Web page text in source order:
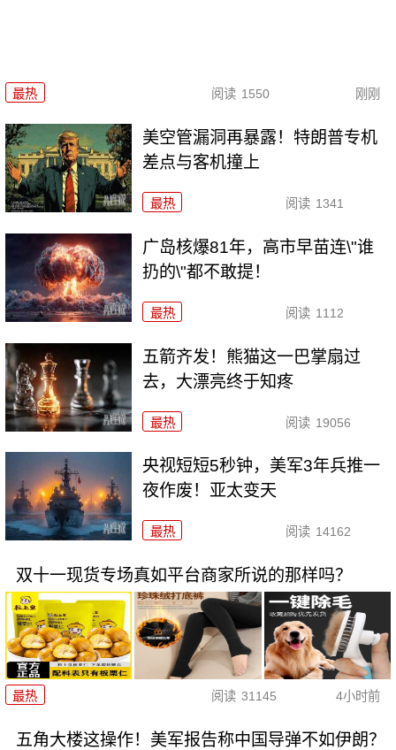
最热 阅读 1550 刚刚
美空管漏洞再暴露！特朗普专机
差点与客机撞上
最热 阅读 1341
广岛核爆81年，高市早苗连\"谁
扔的\"都不敢提！
最热 阅读 1112
五箭齐发！熊猫这一巴掌扇过
去，大漂亮终于知疼
最热 阅读 19056
央视短短5秒钟，美军3年兵推一
夜作废！亚太变天
最热 阅读 14162
双十一现货专场真如平台商家所说的那样吗？
最热 阅读 31145 4小时前
五角大楼这操作！美军报告称中国导弹不如伊朗？